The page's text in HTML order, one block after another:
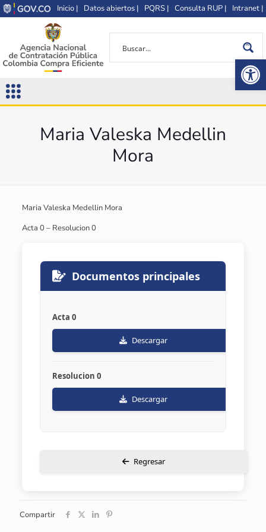
Inicio | Datos abiertos | PQRS | Consulta RUP | Intranet |
Maria Valeska Medellin
Mora
Maria Valeska Medellin Mora
Acta 0 – Resolucion 0
Documentos principales
Acta 0
Descargar
Resolucion 0
Descargar
Regresar
Compartir